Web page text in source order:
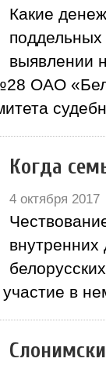
Какие
поддельных
выявлении
ОАО
Когда
4 октября 2017
в